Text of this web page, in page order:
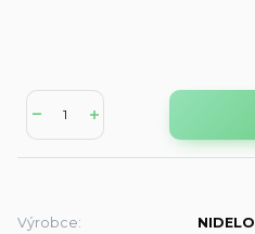
Výrobce:
NIDELO